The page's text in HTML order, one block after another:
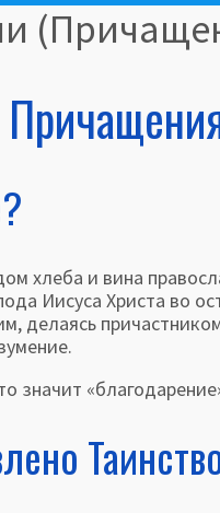
и вина
Иисуса Христа во
делаясь
значит